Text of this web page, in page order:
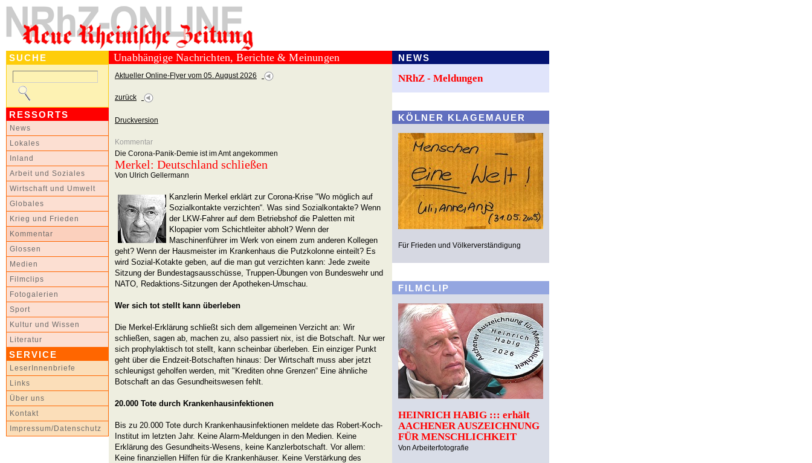
SUCHE
RESSORTS
News
Lokales
Inland
Arbeit und Soziales
Wirtschaft und Umwelt
Globales
Krieg und Frieden
Kommentar
Glossen
Medien
Filmclips
Fotogalerien
Sport
Kultur und Wissen
Literatur
SERVICE
LeserInnenbriefe
Links
Über uns
Kontakt
Impressum/Datenschutz
Unabhängige Nachrichten, Berichte & Meinungen
Aktueller Online-Flyer vom 05. August 2026
zurück
Druckversion
Kommentar
Die Corona-Panik-Demie ist im Amt angekommen
Merkel: Deutschland schließen
Von Ulrich Gellermann
Kanzlerin Merkel erklärt zur Corona-Krise "Wo möglich auf
Sozialkontakte verzichten“. Was sind Sozialkontakte? Wenn
der LKW-Fahrer auf dem Betriebshof die Paletten mit
Klopapier vom Schichtleiter abholt? Wenn der
Maschinenführer im Werk von einem zum anderen Kollegen
geht? Wenn der Hausmeister im Krankenhaus die Putzkolonne einteilt? Es
wird Sozial-Kotakte geben, auf die man gut verzichten kann: Jede zweite
Sitzung der Bundestagsausschüsse, Truppen-Übungen von Bundeswehr und
NATO, Redaktions-Sitzungen der Apotheken-Umschau.
Wer sich tot stellt kann überleben
Die Merkel-Erklärung schließt sich dem allgemeinen Verzicht an: Wir
schließen, sagen ab, machen zu, also passiert nix, ist die Botschaft. Nur wer
sich prophylaktisch tot stellt, kann scheinbar überleben. Ein einziger Punkt
geht über die Endzeit-Botschaften hinaus: Der Wirtschaft muss aber jetzt
schleunigst geholfen werden, mit "Krediten ohne Grenzen“ Eine ähnliche
Botschaft an das Gesundheitswesen fehlt.
20.000 Tote durch Krankenhausinfektionen
Bis zu 20.000 Tote durch Krankenhausinfektionen meldete das Robert-Koch-
Institut im letzten Jahr. Keine Alarm-Meldungen in den Medien. Keine
Erklärung des Gesundheits-Wesens, keine Kanzlerbotschaft. Vor allem:
Keine finanziellen Hilfen für die Krankenhäuser. Keine Verstärkung des
NEWS
NRhZ - Meldungen
KÖLNER KLAGEMAUER
Für Frieden und Völkerverständigung
FILMCLIP
HEINRICH HABIG ::: erhält
AACHENER AUSZEICHNUNG
FÜR MENSCHLICHKEIT
Von Arbeiterfotografie